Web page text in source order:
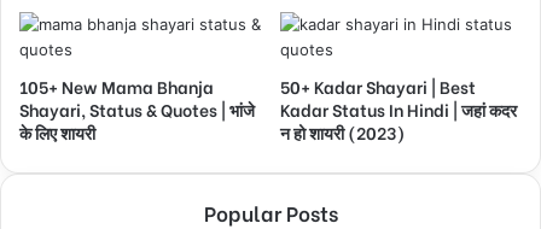
105+ New Mama Bhanja
Shayari, Status & Quotes | भांजे
के लिए शायरी
50+ Kadar Shayari | Best
Kadar Status In Hindi | जहां कदर
न हो शायरी (2023)
Popular Posts